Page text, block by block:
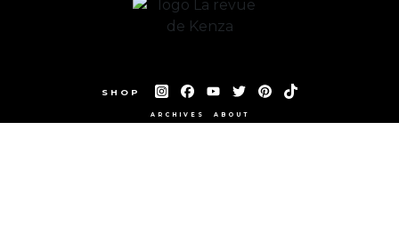
SHOP
ARCHIVES ABOUT